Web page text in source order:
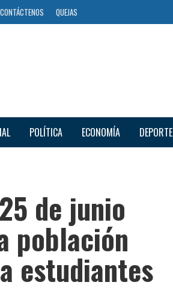
CONTÁCTENOS QUEJAS
POLÍTICA ECONOMÍA DEPORTE
de junio
población
estudiantes